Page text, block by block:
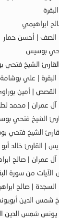
ابراهيمي
الصف | أحسن حمار
بوسيس
الشيخ
| علي بوشامة
القصص | أمين
آل عمران | محمد
الشيخ فتحي
الشيخ فتحي
| القارئ خالد أبو
عمران | صالح
الآيات من سورة
| صالح
شمس الدين
يونس شمس الدين